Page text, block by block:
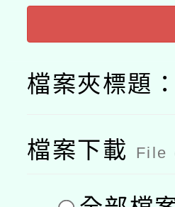
檔案夾標題：
檔案下載 File